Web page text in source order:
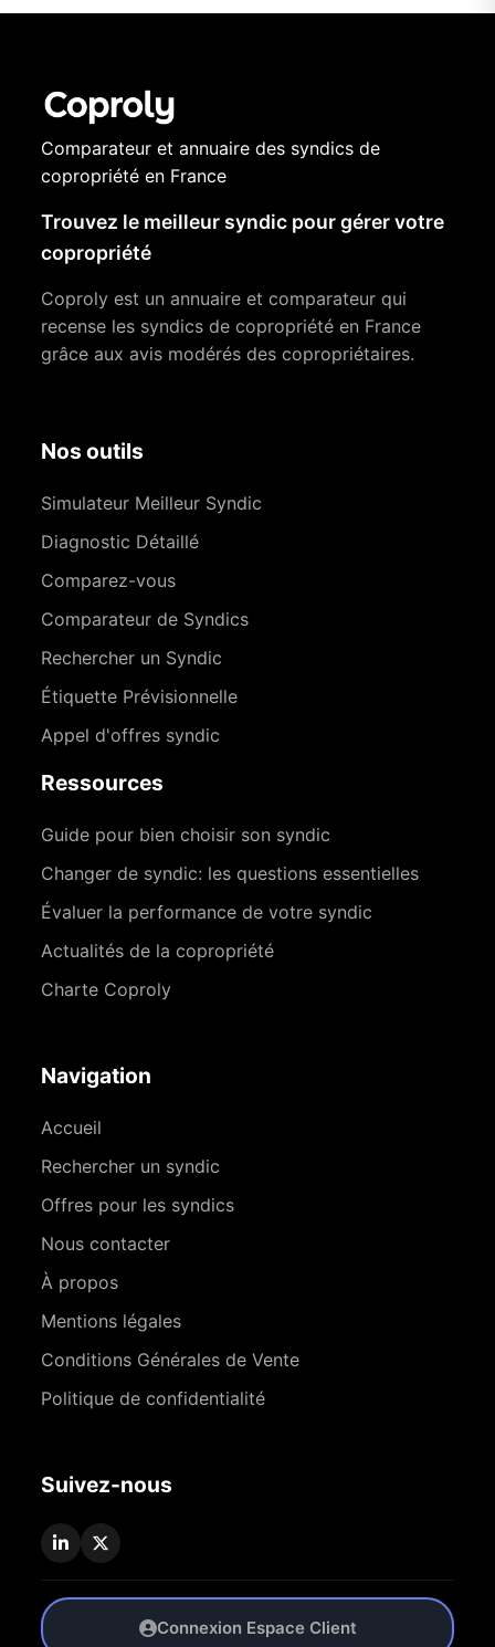
Comparateur et annuaire des syndics de
copropriété en France
Trouvez le meilleur syndic pour gérer votre
copropriété
Coproly est un annuaire et comparateur qui
recense les syndics de copropriété en France
grâce aux avis modérés des copropriétaires.
Nos outils
Simulateur Meilleur Syndic
Diagnostic Détaillé
Comparez-vous
Comparateur de Syndics
Rechercher un Syndic
Étiquette Prévisionnelle
Appel d'offres syndic
Ressources
Guide pour bien choisir son syndic
Changer de syndic: les questions essentielles
Évaluer la performance de votre syndic
Actualités de la copropriété
Charte Coproly
Navigation
Accueil
Rechercher un syndic
Offres pour les syndics
Nous contacter
À propos
Mentions légales
Conditions Générales de Vente
Politique de confidentialité
Suivez-nous
Connexion Espace Client